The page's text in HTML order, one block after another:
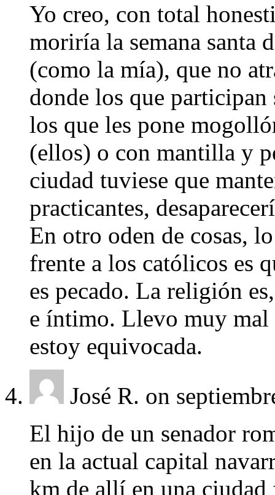
Yo creo, con total
moriría la semana santa
(como la mía), que no
donde los que
los que les pone
(ellos) o con mantilla y
ciudad tuviese que
practicantes,
En otro oden de cosas,
frente a los católicos es
es pecado. La religión
e íntimo. Llevo muy mal
estoy equivocada.
José R. on
El hijo de un senador
en la actual capital
km de allí en una ciudad